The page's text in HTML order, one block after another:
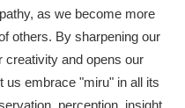
as we become more
others. By sharpening our
creativity and opens our
us embrace "miru" in all its